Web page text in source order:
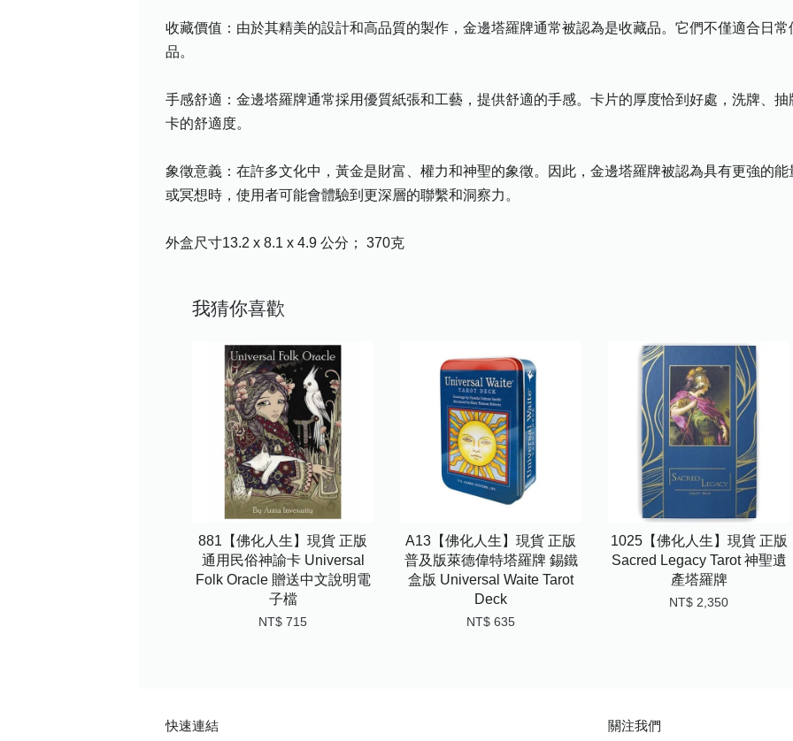
收藏價值：由於其精美的設計和高品質的製作，金邊塔羅牌通常被認為是收藏品。它們不僅適合日
品。
手感舒適：金邊塔羅牌通常採用優質紙張和工藝，提供舒適的手感。卡片的厚度恰到好處，洗牌、
卡的舒適度。
象徵意義：在許多文化中，黃金是財富、權力和神聖的象徵。因此，金邊塔羅牌被認為具有更強的
或冥想時，使用者可能會體驗到更深層的聯繫和洞察力。
外盒尺寸‎13.2 x 8.1 x 4.9 公分； 370克
我猜你喜歡
881【佛化人生】現貨 正版
通用民俗神諭卡 Universal
Folk Oracle 贈送中文說明電
子檔
NT$ 715
A13【佛化人生】現貨 正版
普及版萊德偉特塔羅牌 錫鐵
盒版 Universal Waite Tarot
Deck
NT$ 635
1025【佛化人生】現貨 正版
Sacred Legacy Tarot 神聖遺
產塔羅牌
NT$ 2,350
快速連結 關注我們